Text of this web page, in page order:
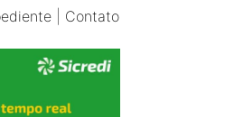
| Contato